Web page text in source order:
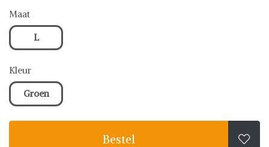
Maat
L
Kleur
Groen
Bestel 